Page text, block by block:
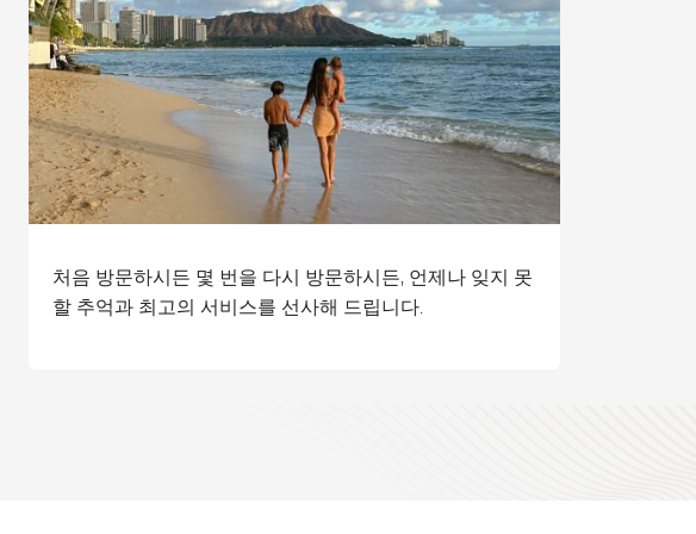
처음 방문하시든 몇 번을 다시 방문하시든, 언제나 잊지 못
할 추억과 최고의 서비스를 선사해 드립니다.